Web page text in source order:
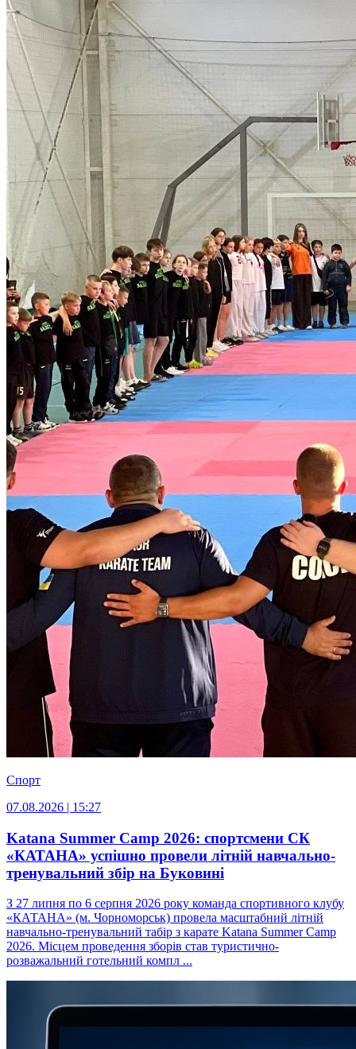
Спорт
07.08.2026 | 15:27
Katana Summer Camp 2026: спортсмени СК
«КАТАНА» успішно провели літній навчально-
тренувальний збір на Буковині
З 27 липня по 6 серпня 2026 року команда спортивного клубу
«КАТАНА» (м. Чорноморськ) провела масштабний літній
навчально-тренувальний табір з карате Katana Summer Camp
2026. Місцем проведення зборів став туристично-
розважальний готельний компл ...